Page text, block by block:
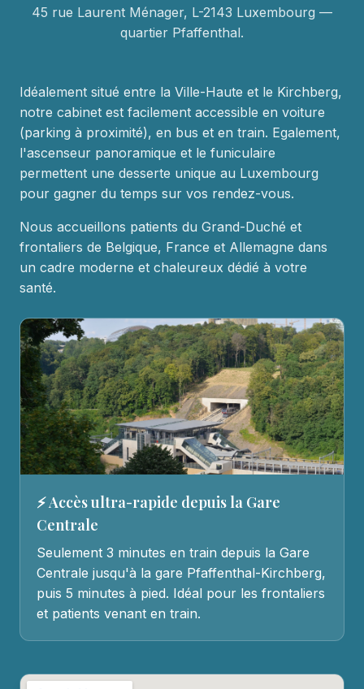
45 rue Laurent Ménager, L-2143 Luxembourg —
quartier Pfaffenthal.
Idéalement situé entre la Ville-Haute et le Kirchberg,
notre cabinet est facilement accessible en voiture
(parking à proximité), en bus et en train. Egalement,
l'ascenseur panoramique et le funiculaire
permettent une desserte unique au Luxembourg
pour gagner du temps sur vos rendez-vous.
Nous accueillons patients du Grand-Duché et
frontaliers de Belgique, France et Allemagne dans
un cadre moderne et chaleureux dédié à votre
santé.
⚡ Accès ultra-rapide depuis la Gare
Centrale
Seulement 3 minutes en train depuis la Gare
Centrale jusqu'à la gare Pfaffenthal-Kirchberg,
puis 5 minutes à pied. Idéal pour les frontaliers
et patients venant en train.